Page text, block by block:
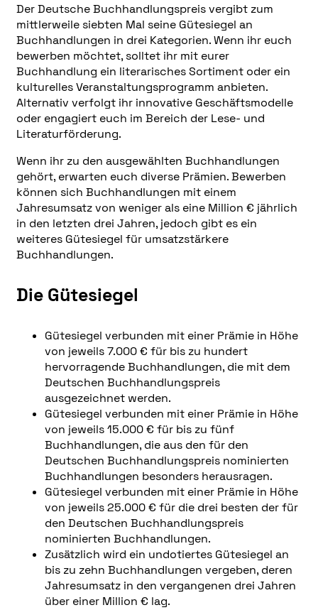
Der Deutsche Buchhandlungspreis vergibt zum
mittlerweile siebten Mal seine Gütesiegel an
Buchhandlungen in drei Kategorien. Wenn ihr euch
bewerben möchtet, solltet ihr mit eurer
Buchhandlung ein literarisches Sortiment oder ein
kulturelles Veranstaltungsprogramm anbieten.
Alternativ verfolgt ihr innovative Geschäfts­modelle
oder engagiert euch im Bereich der Lese- und
Literaturförderung.
Wenn ihr zu den ausgewählten Buchhandlungen
gehört, erwarten euch diverse Prämien. Bewerben
können sich Buchhandlungen mit einem
Jahresumsatz von weniger als eine Million € jährlich
in den letzten drei Jahren, jedoch gibt es ein
weiteres Gütesiegel für umsatzstärkere
Buchhandlungen.
Die Gütesiegel
Gütesiegel verbunden mit einer Prämie in Höhe
von jeweils 7.000 € für bis zu hundert
hervorragende Buchhandlungen, die mit dem
Deutschen Buchhandlungspreis
ausgezeichnet werden.
Gütesiegel verbunden mit einer Prämie in Höhe
von jeweils 15.000 € für bis zu fünf
Buchhandlungen, die aus den für den
Deutschen Buchhandlungspreis nominierten
Buchhandlungen besonders herausragen.
Gütesiegel verbunden mit einer Prämie in Höhe
von jeweils 25.000 € für die drei besten der für
den Deutschen Buchhandlungspreis
nominierten Buchhandlungen.
Zusätzlich wird ein undotiertes Gütesiegel an
bis zu zehn Buchhandlungen vergeben, deren
Jahresumsatz in den vergangenen drei Jahren
über einer Million € lag.